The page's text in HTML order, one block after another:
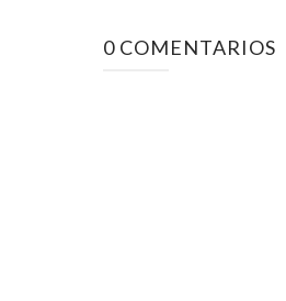
0 COMENTARIOS